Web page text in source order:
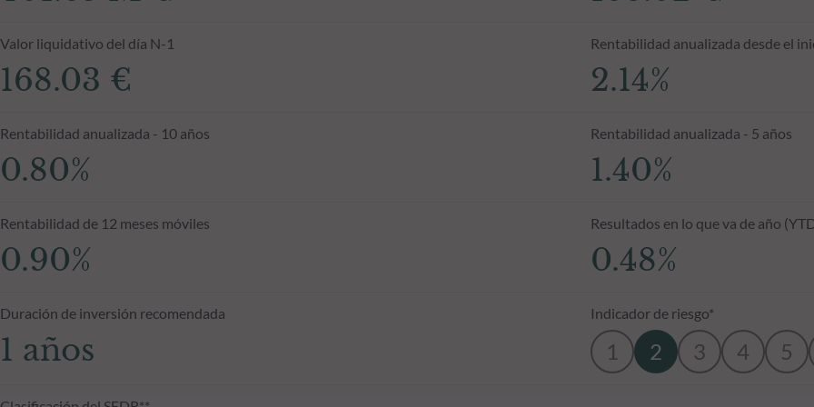
Valor liquidativo del día N-1
168.03 €
Rentabilidad anualizada desde el
2.14%
Rentabilidad anualizada - 10 años
0.80%
Rentabilidad anualizada - 5 años
1.40%
Rentabilidad de 12 meses móviles
0.90%
Resultados en lo que va de año
0.48%
Duración de inversión recomendada
1 años
Indicador de riesgo*
1 2 3 4 5